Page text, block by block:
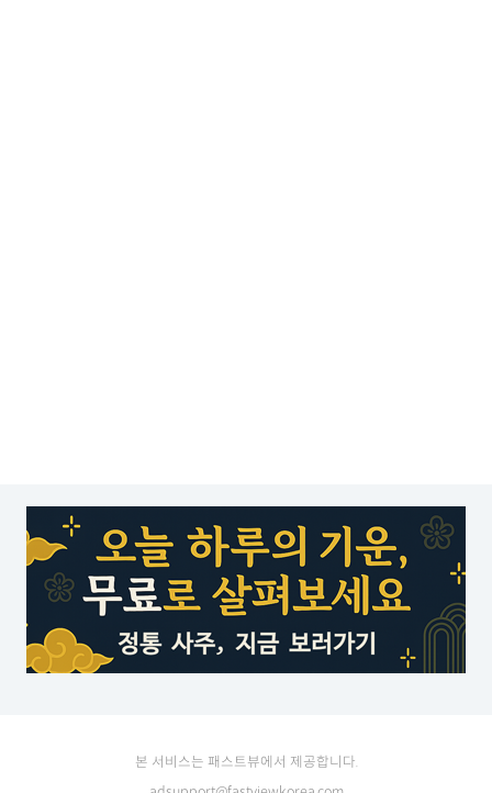
본 서비스는 패스트뷰에서 제공합니다.